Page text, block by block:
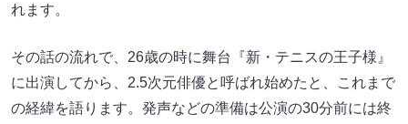
れます。
その話の流れで、26歳の時に舞台『新・テニスの王子様』
に出演してから、2.5次元俳優と呼ばれ始めたと、これまで
の経緯を語ります。発声などの準備は公演の30分前には終